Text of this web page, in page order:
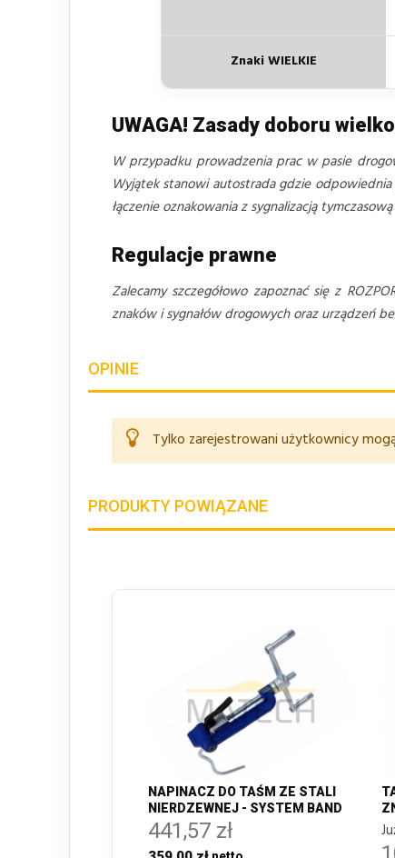
Znaki WIELKIE
UWAGA! Zasady doboru
W przypadku prowadzenia prac w pasie
Wyjątek stanowi autostrada gdzie
łączenie oznakowania z sygnalizacją
Regulacje prawne
Zalecamy szczegółowo zapoznać się z
znaków i sygnałów drogowych oraz urządzeń
OPINIE
Tylko zarejestrowani użytkownicy
PRODUKTY POWIĄZANE
NAPINACZ DO TAŚM ZE STALI
NIERDZEWNEJ - SYSTEM BAND
441,57 zł